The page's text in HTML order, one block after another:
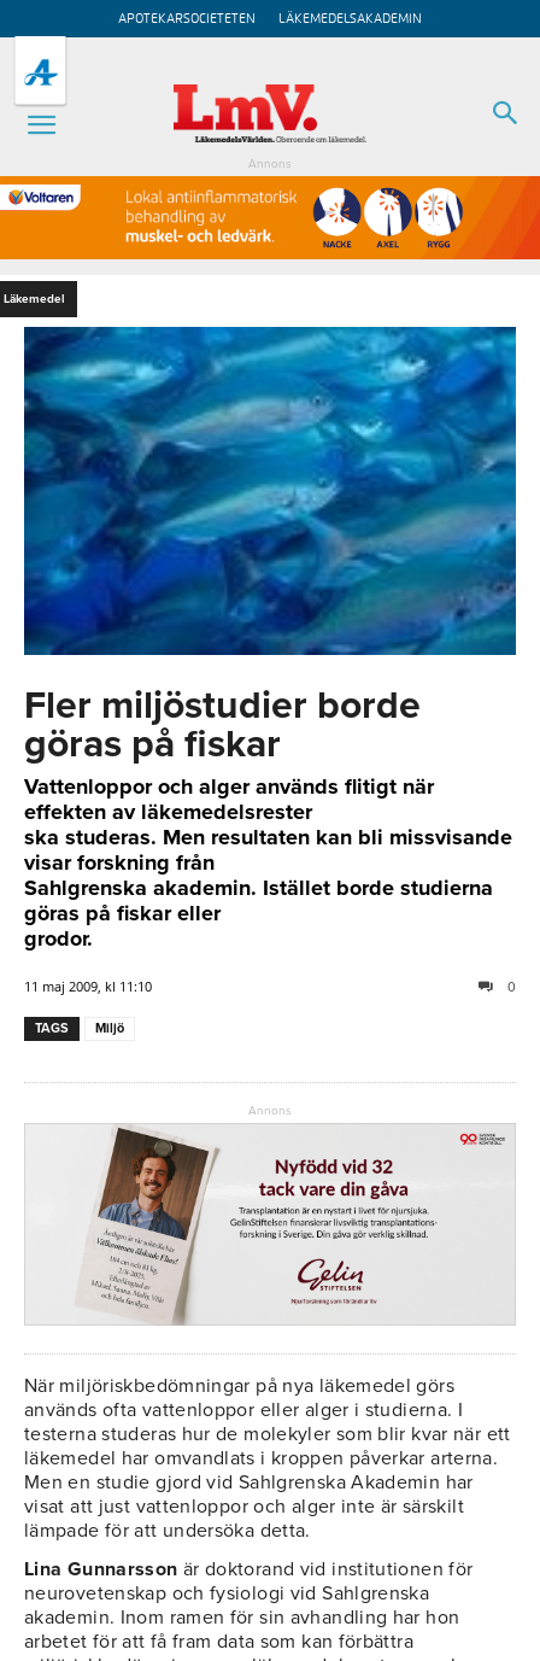
APOTEKARSOCIETETEN LÄKEMEDELSAKADEMIN
Annons
Läkemedel
Fler miljöstudier borde
göras på fiskar
Vattenloppor och alger används flitigt när
effekten av läkemedelsrester
ska studeras. Men resultaten kan bli missvisande
visar forskning från
Sahlgrenska akademin. Istället borde studierna
göras på fiskar eller
grodor.
11 maj 2009, kl 11:10 0
TAGS Miljö
Annons
När miljöriskbedömningar på nya läkemedel görs
används ofta vattenloppor eller alger i studierna. I
testerna studeras hur de molekyler som blir kvar när ett
läkemedel har omvandlats i kroppen påverkar arterna.
Men en studie gjord vid Sahlgrenska Akademin har
visat att just vattenloppor och alger inte är särskilt
lämpade för att undersöka detta.
Lina Gunnarsson är doktorand vid institutionen för
neurovetenskap och fysiologi vid Sahlgrenska
akademin. Inom ramen för sin avhandling har hon
arbetet för att få fram data som kan förbättra